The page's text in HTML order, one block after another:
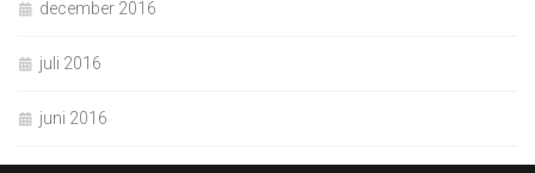
december 2016
juli 2016
juni 2016